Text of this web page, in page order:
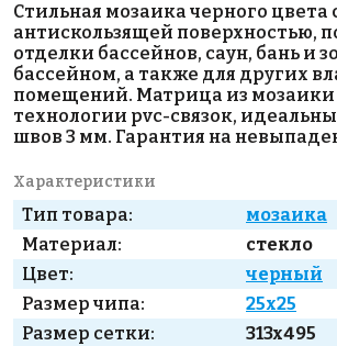
Стильная мозаика черного цвета
антискользящей поверхностью,
отделки бассейнов, саун, бань и
бассейном, а также для других
помещений. Матрица из мозаики
технологии pvc-связок,
швов 3 мм. Гарантия на
Характеристики
Тип товара:
мозаика
Материал:
стекло
Цвет:
черный
Размер чипа:
25x25
Размер сетки:
313x495